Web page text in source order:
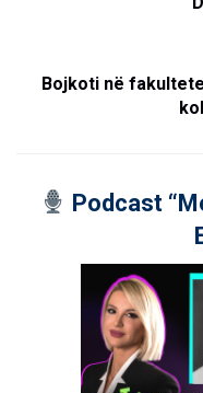
Bojkoti në
Podcast